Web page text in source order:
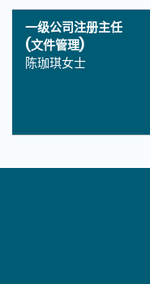
这个页面的主要内容
一级公司注册主任
(文件管理)
陈珈琪女士